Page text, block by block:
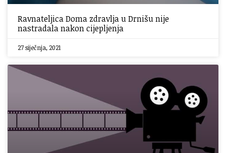
Ravnateljica Doma zdravlja u Drnišu nije
nastradala nakon cijepljenja
27 siječnja, 2021